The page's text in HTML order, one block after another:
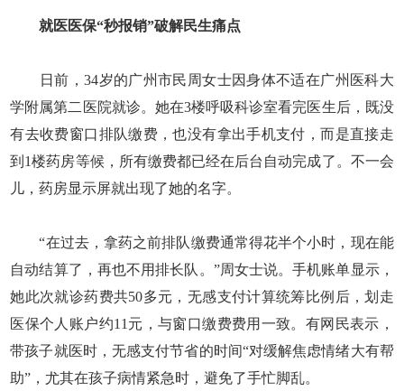
就医医保“秒报销”破解民生痛点
日前，34岁的广州市民周女士因身体不适在广州医科大
学附属第二医院就诊。她在3楼呼吸科诊室看完医生后，既没
有去收费窗口排队缴费，也没有拿出手机支付，而是直接走
到1楼药房等候，所有缴费都已经在后台自动完成了。不一会
儿，药房显示屏就出现了她的名字。
“在过去，拿药之前排队缴费通常得花半个小时，现在能
自动结算了，再也不用排长队。”周女士说。手机账单显示，
她此次就诊药费共50多元，无感支付计算统筹比例后，划走
医保个人账户约11元，与窗口缴费费用一致。有网民表示，
带孩子就医时，无感支付节省的时间“对缓解焦虑情绪大有帮
助”，尤其在孩子病情紧急时，避免了手忙脚乱。